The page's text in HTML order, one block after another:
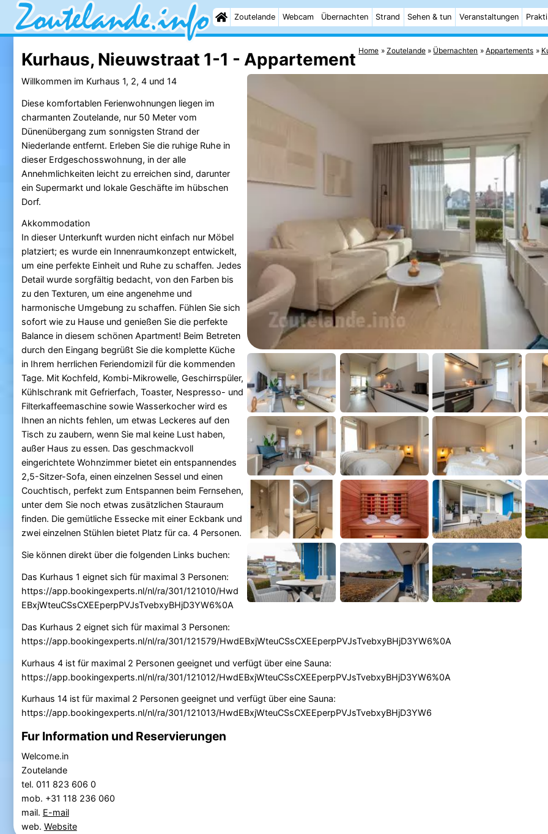
Zoutelande Webcam Übernachten Strand Sehen & tun Veranstaltungen
Home Zoutelande Übernachten Appartements
Kurhaus, Nieuwstraat 1-1 - Appartement
Willkommen im Kurhaus 1, 2, 4 und 14
Diese komfortablen Ferienwohnungen liegen im
charmanten Zoutelande, nur 50 Meter vom
Dünenübergang zum sonnigsten Strand der
Niederlande entfernt. Erleben Sie die ruhige Ruhe in
dieser Erdgeschosswohnung, in der alle
Annehmlichkeiten leicht zu erreichen sind, darunter
ein Supermarkt und lokale Geschäfte im hübschen
Dorf.
Akkommodation
In dieser Unterkunft wurden nicht einfach nur Möbel
platziert; es wurde ein Innenraumkonzept entwickelt,
um eine perfekte Einheit und Ruhe zu schaffen. Jedes
Detail wurde sorgfältig bedacht, von den Farben bis
zu den Texturen, um eine angenehme und
harmonische Umgebung zu schaffen. Fühlen Sie sich
sofort wie zu Hause und genießen Sie die perfekte
Balance in diesem schönen Apartment! Beim Betreten
durch den Eingang begrüßt Sie die komplette Küche
in Ihrem herrlichen Feriendomizil für die kommenden
Tage. Mit Kochfeld, Kombi-Mikrowelle, Geschirrspüler,
Kühlschrank mit Gefrierfach, Toaster, Nespresso- und
Filterkaffeemaschine sowie Wasserkocher wird es
Ihnen an nichts fehlen, um etwas Leckeres auf den
Tisch zu zaubern, wenn Sie mal keine Lust haben,
außer Haus zu essen. Das geschmackvoll
eingerichtete Wohnzimmer bietet ein entspannendes
2,5-Sitzer-Sofa, einen einzelnen Sessel und einen
Couchtisch, perfekt zum Entspannen beim Fernsehen,
unter dem Sie noch etwas zusätzlichen Stauraum
finden. Die gemütliche Essecke mit einer Eckbank und
zwei einzelnen Stühlen bietet Platz für ca. 4 Personen.
Sie können direkt über die folgenden Links buchen:
Das Kurhaus 1 eignet sich für maximal 3 Personen:
https://app.bookingexperts.nl/nl/ra/301/121010/Hwd
EBxjWteuCSsCXEEperpPVJsTvebxyBHjD3YW6%0A
Das Kurhaus 2 eignet sich für maximal 3 Personen:
https://app.bookingexperts.nl/nl/ra/301/121579/HwdEBxjWteuCSsCXEEperpPVJsTvebxyBHjD3YW6%0A
Kurhaus 4 ist für maximal 2 Personen geeignet und verfügt über eine Sauna:
https://app.bookingexperts.nl/nl/ra/301/121012/HwdEBxjWteuCSsCXEEperpPVJsTvebxyBHjD3YW6%0A
Kurhaus 14 ist für maximal 2 Personen geeignet und verfügt über eine Sauna:
https://app.bookingexperts.nl/nl/ra/301/121013/HwdEBxjWteuCSsCXEEperpPVJsTvebxyBHjD3YW6
Fur Information und Reservierungen
Welcome.in
Zoutelande
tel. 011 823 606 0
mob. +31 118 236 060
mail. E-mail
web. Website